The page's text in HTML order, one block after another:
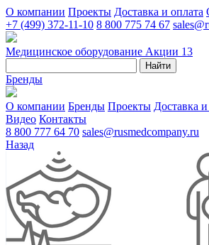
О компании Проекты Доставка и оплата
+7 (499) 372-11-10 8 800 775 74 67
Медицинское оборудование Акции 13
Найти
Бренды
О компании Бренды Проекты Доставка
Видео Контакты
8 800 777 64 70 sales@rusmedcompany.ru
Назад